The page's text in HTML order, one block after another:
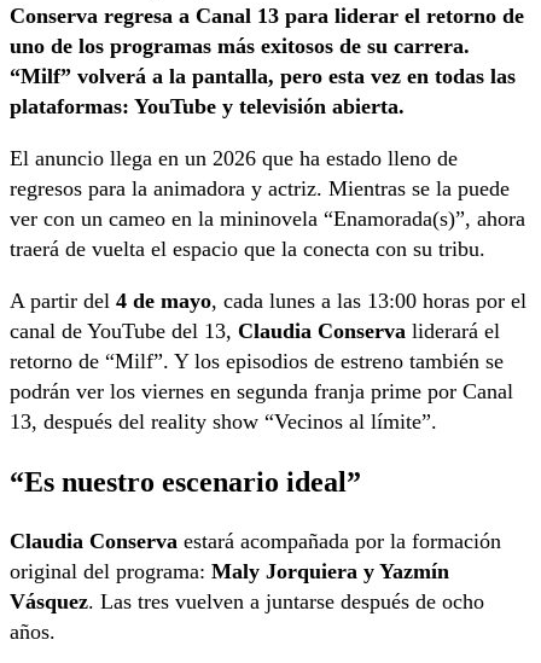
Conserva regresa a Canal 13 para liderar el retorno de
uno de los programas más exitosos de su carrera.
“Milf” volverá a la pantalla, pero esta vez en todas las
plataformas: YouTube y televisión abierta.
El anuncio llega en un 2026 que ha estado lleno de
regresos para la animadora y actriz. Mientras se la puede
ver con un cameo en la mininovela “Enamorada(s)”, ahora
traerá de vuelta el espacio que la conecta con su tribu.
A partir del 4 de mayo, cada lunes a las 13:00 horas por el
canal de YouTube del 13, Claudia Conserva liderará el
retorno de “Milf”. Y los episodios de estreno también se
podrán ver los viernes en segunda franja prime por Canal
13, después del reality show “Vecinos al límite”.
“Es nuestro escenario ideal”
Claudia Conserva estará acompañada por la formación
original del programa: Maly Jorquiera y Yazmín
Vásquez. Las tres vuelven a juntarse después de ocho
años.